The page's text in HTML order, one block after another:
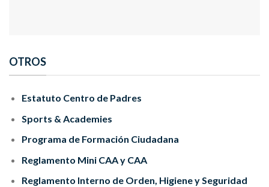
OTROS
Estatuto Centro de Padres
Sports & Academies
Programa de Formación Ciudadana
Reglamento Mini CAA y CAA
Reglamento Interno de Orden, Higiene y Seguridad